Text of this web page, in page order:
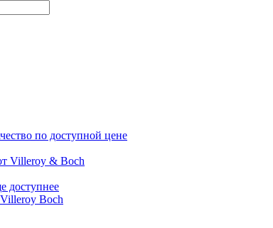
по доступной цене
Villeroy & Boch
доступнее
Boch